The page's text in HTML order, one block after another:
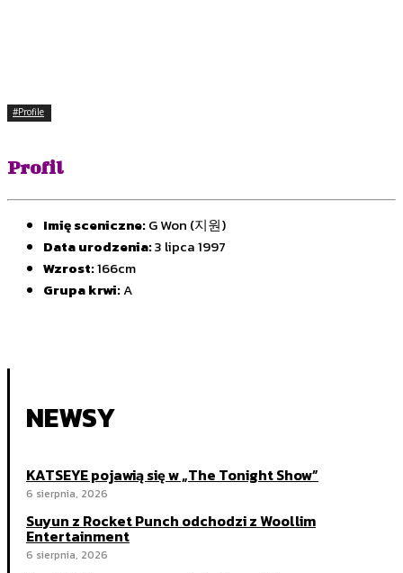
#Profile
Profil
Imię sceniczne:G Won (지원)
Data urodzenia:3 lipca 1997
Wzrost:166cm
Grupa krwi:A
NEWSY
KATSEYE pojawią się w „The Tonight Show”
6 sierpnia, 2026
Suyun z Rocket Punch odchodzi z Woollim
Entertainment
6 sierpnia, 2026